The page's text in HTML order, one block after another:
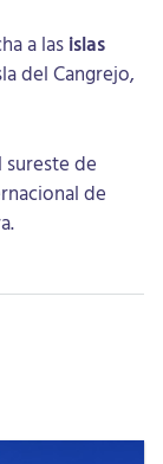
a lasislas
del Cangrejo,
sureste de
de